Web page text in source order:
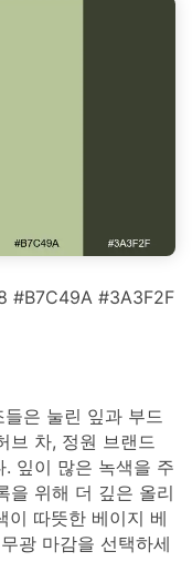
#B7C49A #3A3F2F
은 눌린 잎과 부드
브 차, 정원 브랜드
. 잎이 많은 녹색을 주
을 위해 더 깊은 올리
이 따뜻한 베이지 베
광 마감을 선택하세